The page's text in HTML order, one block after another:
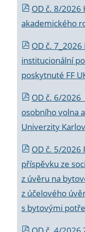
OD č. 8/
akademického
OD č.
institucionální
poskytnuté FF
OD č. 6/2026
osobního volna
Univerzity
OD č. 5/2026
příspěvku ze
z úvěru na
z účelového
s bytovými